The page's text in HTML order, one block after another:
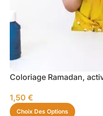
Coloriage Ramadan,
1,50 €
Choix Des Options